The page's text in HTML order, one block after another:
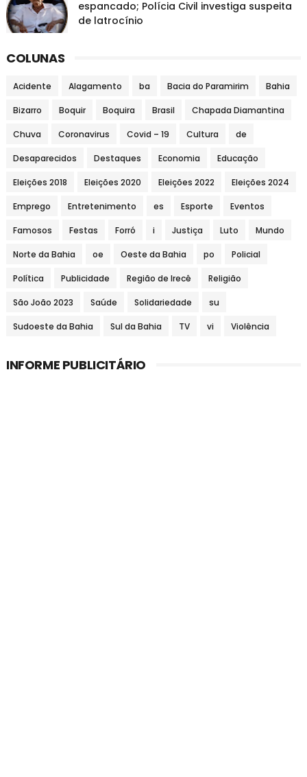
espancado; Polícia Civil investiga suspeita
de latrocínio
COLUNAS
Acidente Alagamento ba Bacia do Paramirim Bahia
Bizarro Boquir Boquira Brasil Chapada Diamantina
Chuva Coronavirus Covid – 19 Cultura de
Desaparecidos Destaques Economia Educação
Eleições 2018 Eleições 2020 Eleições 2022 Eleições 2024
Emprego Entretenimento es Esporte Eventos
Famosos Festas Forró i Justiça Luto Mundo
Norte da Bahia oe Oeste da Bahia po Policial
Política Publicidade Região de Irecê Religião
São João 2023 Saúde Solidariedade su
Sudoeste da Bahia Sul da Bahia TV vi Violência
INFORME PUBLICITÁRIO